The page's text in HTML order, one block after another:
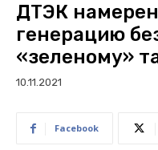
ДТЭК
генерацию
«зеленому»
10.11.2021
Facebook